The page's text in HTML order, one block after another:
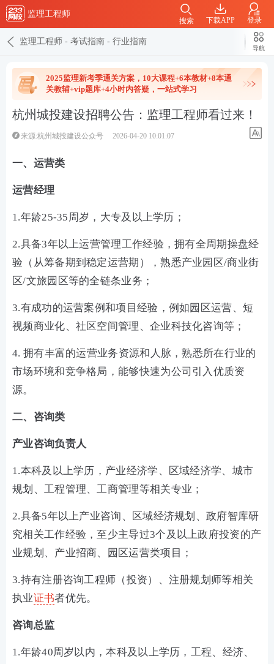
监理工程师
下载APP 登录
搜索
监理工程师 - 考试指南 - 行业指南
导航
2025监理新考季通关方案，10大课程+6本教材+8本通
关教辅+vip题库+4小时内答疑，一站式学习
杭州城投建设招聘公告：监理工程师看过来！
来源:杭州城投建设公众号 2026-04-20 10:01:07
一、运营类
运营经理
1.年龄25-35周岁，大专及以上学历；
2.具备3年以上运营管理工作经验，拥有全周期操盘经
验（从筹备期到稳定运营期），熟悉产业园区/商业街
区/文旅园区等的全链条业务；
3.有成功的运营案例和项目经验，例如园区运营、短
视频商业化、社区空间管理、企业科技化咨询等；
4. 拥有丰富的运营业务资源和人脉，熟悉所在行业的
市场环境和竞争格局，能够快速为公司引入优质资
源。
二、咨询类
产业咨询负责人
1.本科及以上学历，产业经济学、区域经济学、城市
规划、工程管理、工商管理等相关专业；
2.具备5年以上产业咨询、区域经济规划、政府智库研
究相关工作经验，至少主导过3个及以上政府投资的产
业规划、产业招商、园区运营类项目；
3.持有注册咨询工程师（投资）、注册规划师等相关
执业证书者优先。
咨询总监
1.年龄40周岁以内，本科及以上学历，工程、经济、